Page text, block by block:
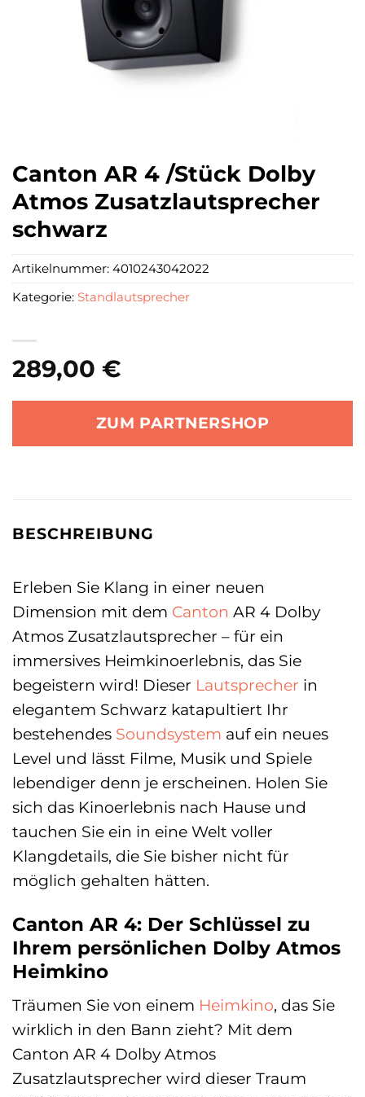
Canton AR 4 /Stück Dolby
Atmos Zusatzlautsprecher
schwarz
289,00 €
ZUM PARTNERSHOP
Artikelnummer: 4010243042022
Kategorie: Standlautsprecher
BESCHREIBUNG
Erleben Sie Klang in einer neuen
Dimension mit dem Canton AR 4 Dolby
Atmos Zusatzlautsprecher – für ein
immersives Heimkinoerlebnis, das Sie
begeistern wird! Dieser Lautsprecher in
elegantem Schwarz katapultiert Ihr
bestehendes Soundsystem auf ein neues
Level und lässt Filme, Musik und Spiele
lebendiger denn je erscheinen. Holen Sie
sich das Kinoerlebnis nach Hause und
tauchen Sie ein in eine Welt voller
Klangdetails, die Sie bisher nicht für
möglich gehalten hätten.
Canton AR 4: Der Schlüssel zu
Ihrem persönlichen Dolby Atmos
Heimkino
Träumen Sie von einem Heimkino, das Sie
wirklich in den Bann zieht? Mit dem
Canton AR 4 Dolby Atmos
Zusatzlautsprecher wird dieser Traum